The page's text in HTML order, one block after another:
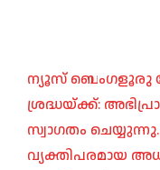
ന്യൂസ് ബെംഗളൂരു
ശ്രദ്ധയ്ക്ക്:
സ്വാഗതം
വ്യക്തിപരമായ